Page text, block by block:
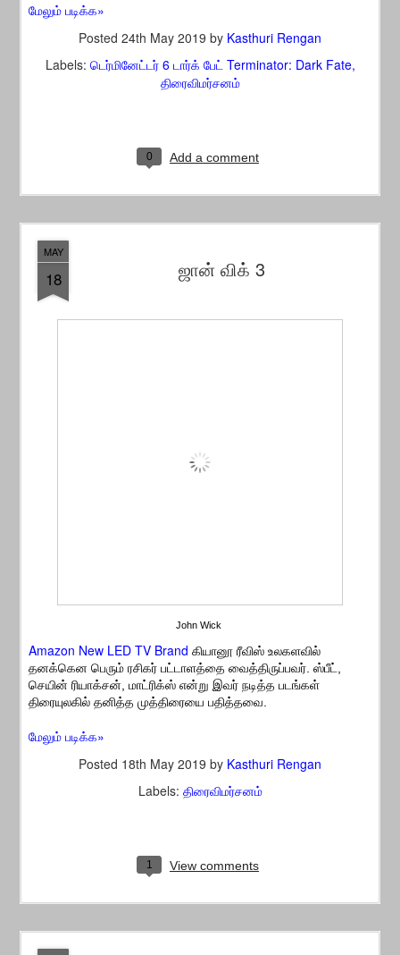
மேலும் படிக்க»
Posted 24th May 2019 by Kasthuri Rengan
Labels: டெர்மினேட்டர் 6 டார்க் பேட் Terminator: Dark Fate
திரைவிமர்சனம்
0 Add a comment
MAY
18 ஜான் விக் 3
John Wick
Amazon New LED TV Brand கியானூ ரீவிஸ் உலகளவில்
தனக்கென பெரும் ரசிகர் பட்டாளத்தை வைத்திருப்பவர். ஸ்பீட்,
செயின் ரியாக்சன், மாட்ரிக்ஸ் என்று இவர் நடித்த படங்கள்
திரையுலகில் தனித்த முத்திரையை பதித்தவை.
மேலும் படிக்க»
Posted 18th May 2019 by Kasthuri Rengan
Labels: திரைவிமர்சனம்
1 View comments